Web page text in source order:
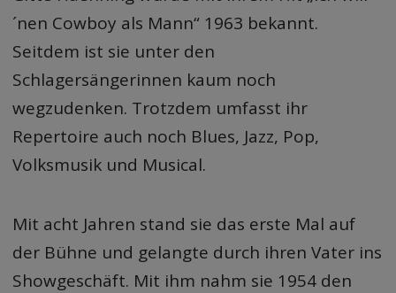
´nen Cowboy als Mann“ 1963 bekannt.
Seitdem ist sie unter den
Schlagersängerinnen kaum noch
wegzudenken. Trotzdem umfasst ihr
Repertoire auch noch Blues, Jazz, Pop,
Volksmusik und Musical.
Mit acht Jahren stand sie das erste Mal auf
der Bühne und gelangte durch ihren Vater ins
Showgeschäft. Mit ihm nahm sie 1954 den